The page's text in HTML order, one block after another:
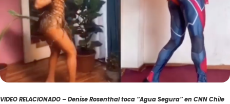
VIDEO RELACIONADO – Denise Rosenthal toca “Agua Segura” en CNN Chile